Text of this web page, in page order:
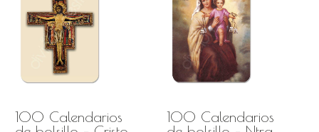
100 Calendarios
100 Calendarios